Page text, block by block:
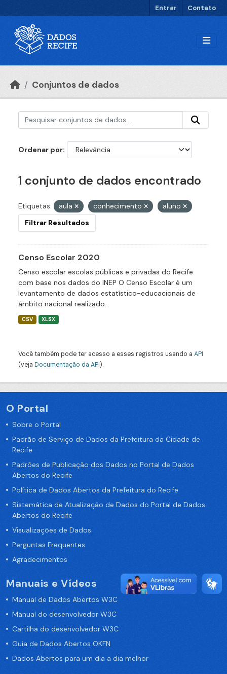
Entrar Contato
Conjuntos de dados
Ordenar por
1 conjunto de dados encontrado
Etiquetas: aula conhecimento
aluno
Filtrar Resultados
Censo Escolar 2020
Censo escolar escolas públicas e privadas do Recife
com base nos dados do INEP O Censo Escolar é um
levantamento de dados estatístico-educacionais de
âmbito nacional realizado...
CSV XLSX
Você também pode ter acesso a esses registros usando a API
(veja Documentação da API).
O Portal
Sobre o Portal
Padrão de Serviço de Dados da Prefeitura da Cidade de
Recife
Padrões de Publicação dos Dados no Portal de Dados
Abertos do Recife
Política de Dados Abertos da Prefeitura do Recife
Sistemática de Atualização de Dados do Portal de Dados
Abertos do Recife
Visualizações de Dados
Perguntas Frequentes
Agradecimentos
Manuais e Vídeos
Manual de Dados Abertos W3C
Manual do desenvolvedor W3C
Cartilha do desenvolvedor W3C
Guia de Dados Abertos OKFN
Dados Abertos para um dia a dia melhor